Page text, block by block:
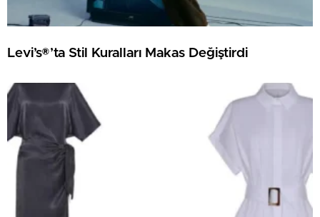
Levi’s®’ta Stil Kuralları Makas Değiştirdi